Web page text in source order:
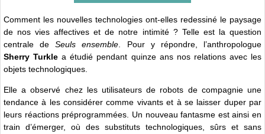
Comment les nouvelles technologies ont-elles redessiné le paysage
de nos vies affectives et de notre intimité ? Telle est la question
centrale deSeuls ensemble . Pour y répondre, l’anthropologue
Sherry Turkle a étudié pendant quinze ans nos relations avec les
objets technologiques.
Elle a observé chez les utilisateurs de robots de compagnie une
tendance à les considérer comme vivants et à se laisser duper par
leurs réactions préprogrammées. Un nouveau fantasme est ainsi en
train d’émerger, où des substituts technologiques, sûrs et sans